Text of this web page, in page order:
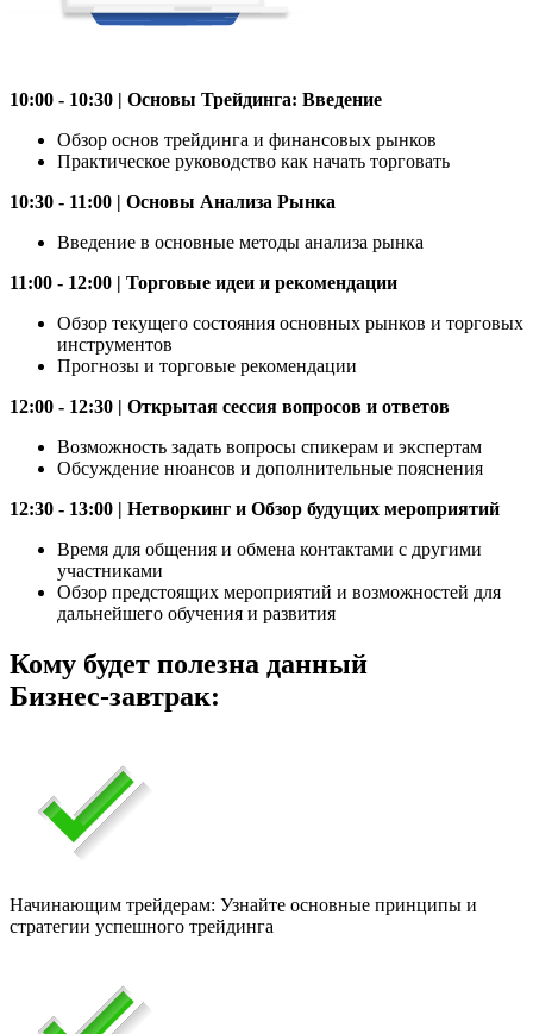
10:00 - 10:30 | Основы Трейдинга: Введение
Обзор основ трейдинга и финансовых рынков
Практическое руководство как начать торговать
10:30 - 11:00 | Основы Анализа Рынка
Введение в основные методы анализа рынка
11:00 - 12:00 | Торговые идеи и рекомендации
Обзор текущего состояния основных рынков и торговых
инструментов
Прогнозы и торговые рекомендации
12:00 - 12:30 | Открытая сессия вопросов и ответов
Возможность задать вопросы спикерам и экспертам
Обсуждение нюансов и дополнительные пояснения
12:30 - 13:00 | Нетворкинг и Обзор будущих мероприятий
Время для общения и обмена контактами с другими
участниками
Обзор предстоящих мероприятий и возможностей для
дальнейшего обучения и развития
Кому будет полезна данный
Бизнес-завтрак:
Начинающим трейдерам: Узнайте основные принципы и
стратегии успешного трейдинга